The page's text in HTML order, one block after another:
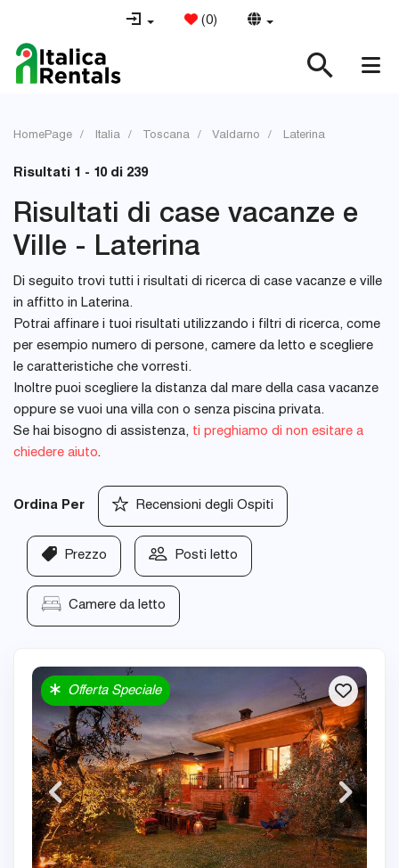
(0)
HomePage Italia Toscana Valdarno Laterina
Risultati 1 - 10 di 239
Risultati di case vacanze e
Ville - Laterina
Di seguito trovi tutti i risultati di ricerca di case vacanze e ville
in affitto in Laterina.
Potrai affinare i tuoi risultati utilizzando i filtri di ricerca, come
per esempio numero di persone, camere da letto e scegliere
le caratteristiche che vorresti.
Inoltre puoi scegliere la distanza dal mare della casa vacanze
oppure se vuoi una villa con o senza piscina privata.
Se hai bisogno di assistenza, ti preghiamo di non esitare a
chiedere aiuto.
Ordina Per Recensioni degli Ospiti
Prezzo Posti letto
Camere da letto
Offerta Speciale